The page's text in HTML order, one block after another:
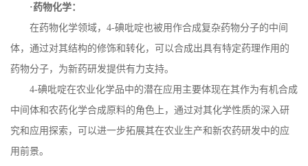
·药物化学：
在药物化学领域， 4-碘吡啶也被用作合成复杂药物分子的中间
体，通过对其结构的修饰和转化，可以合成出具有特定药理作用的
药物分子，为新药研发提供有力支持。
4-碘吡啶在农业化学品中的潜在应用主要体现在其作为有机合成
中间体和农药化学合成原料的角色上，通过对其化学性质的深入研
究和应用探索，可以进一步拓展其在农业生产和新农药研发中的应
用前景。